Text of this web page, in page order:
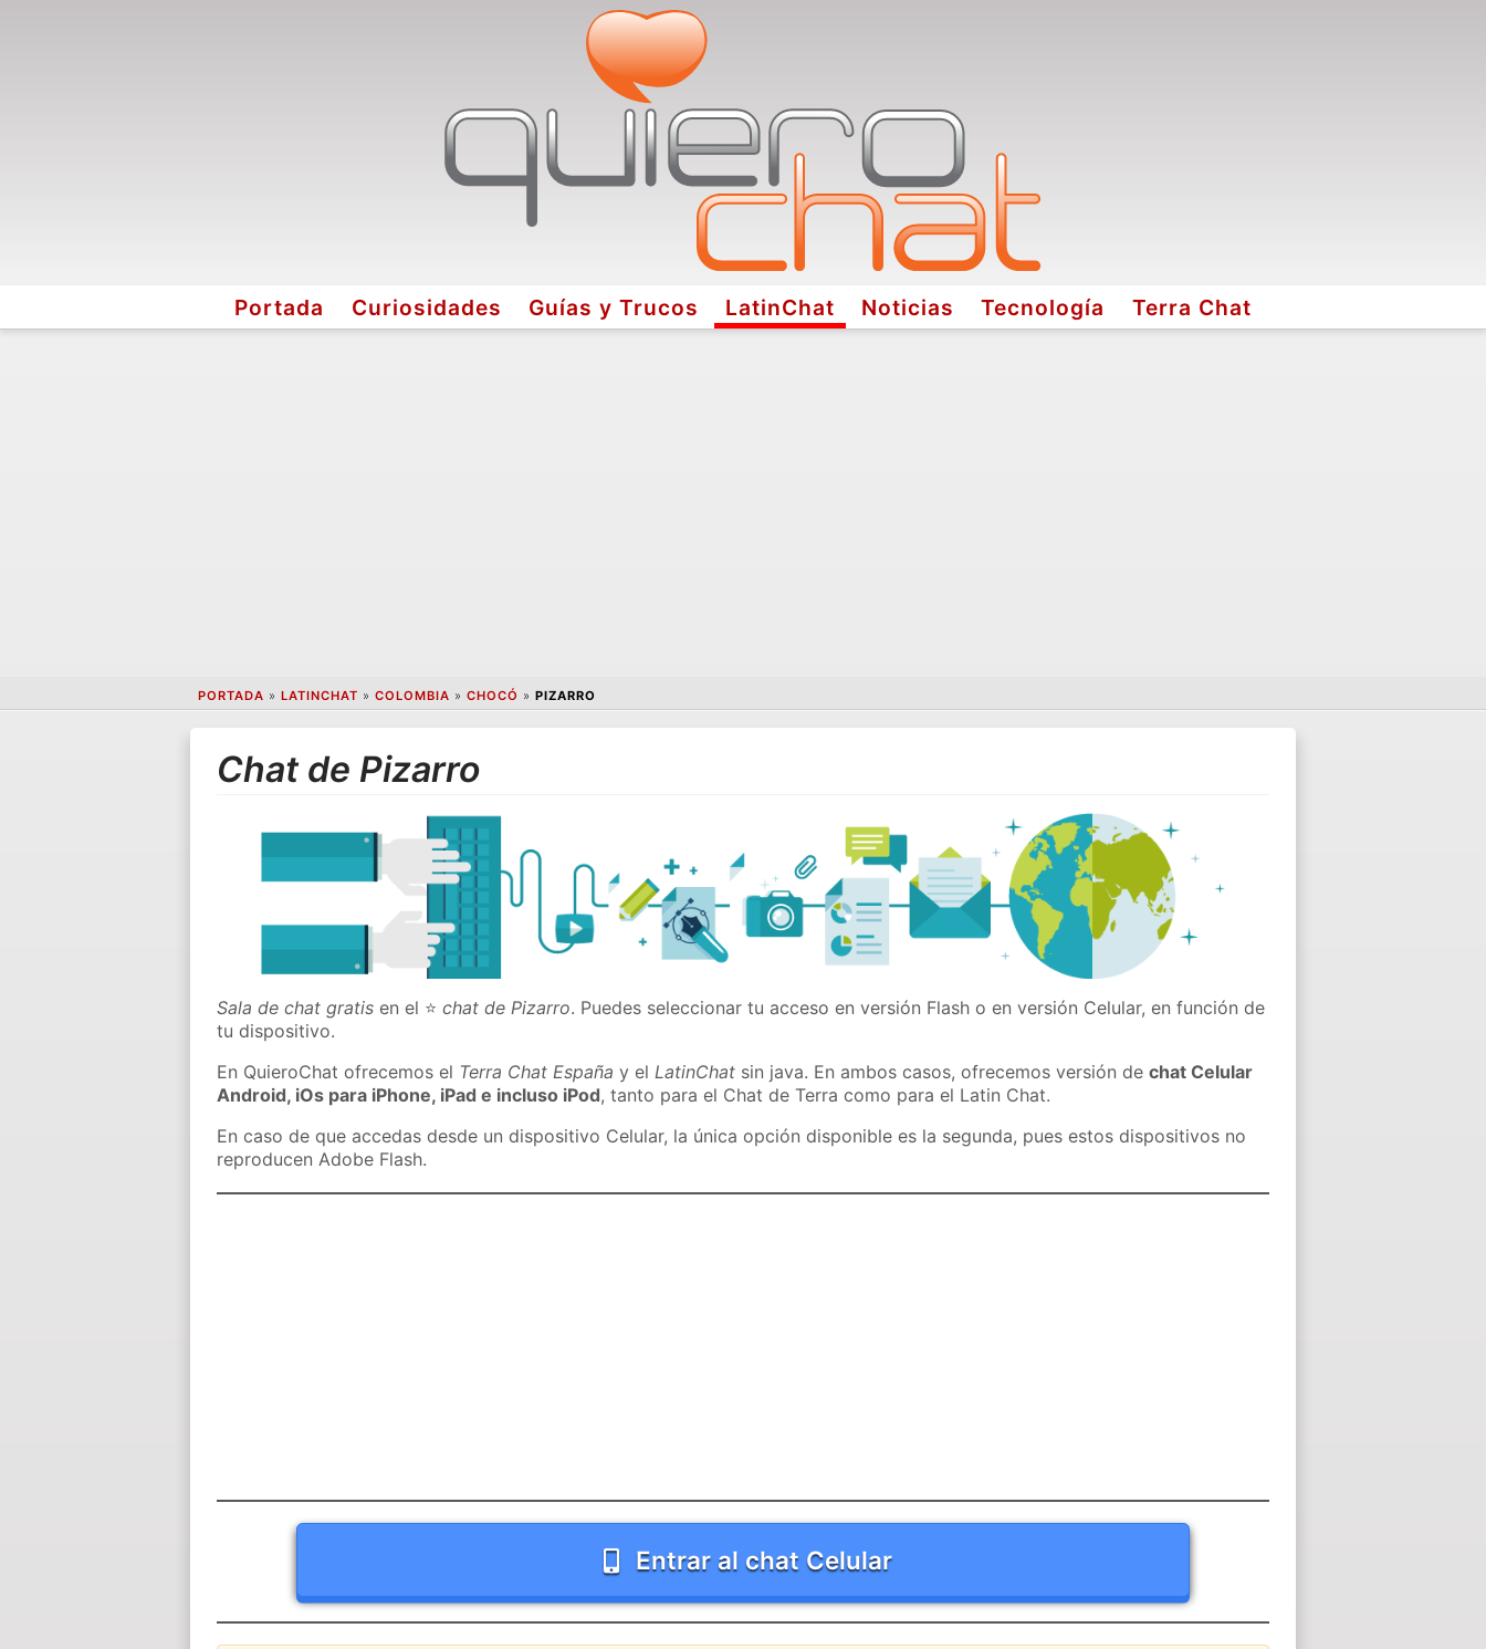
Portada Curiosidades Guías y Trucos LatinChat Noticias Tecnología Terra Chat
PORTADA » LATINCHAT » COLOMBIA » CHOCÓ » PIZARRO
Chat de Pizarro
Sala de chat gratis en el ⭐chat de Pizarro. Puedes seleccionar tu acceso en versión Flash o en versión Celular, en función de
tu dispositivo.
En QuieroChat ofrecemos el Terra Chat España y elLatinChat sin java. En ambos casos, ofrecemos versión dechat Celular
Android, iOs para iPhone, iPad e incluso iPod, tanto para el Chat de Terra como para el Latin Chat.
En caso de que accedas desde un dispositivo Celular, la única opción disponible es la segunda, pues estos dispositivos no
reproducen Adobe Flash.
Entrar al chat Celular